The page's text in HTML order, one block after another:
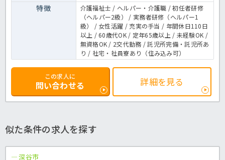
特徴
介護福祉士 / ヘルパー・介護職 / 初任者研修
（ヘルパー2級） / 実務者研修（ヘルパー1
級） / 女性活躍 / 充実の手当 / 年間休日110日
以上 / 60歳代OK / 定年65歳以上 / 未経験OK /
無資格OK / 2交代勤務 / 託児所完備・託児所あ
り / 社宅・社員寮あり（住み込み可）
この求人に
問い合わせる 詳細を見る
似た条件の求人を探す
深谷市